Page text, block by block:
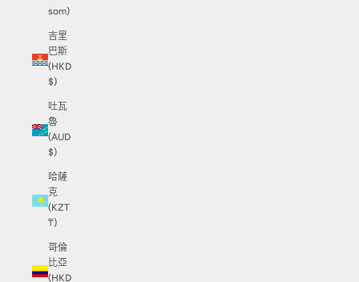
som)
吉里
巴斯
(HKD
$)
吐瓦
魯
(AUD
$)
哈薩
克
(KZT
₸)
哥倫
比亞
(HKD